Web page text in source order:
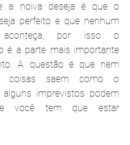
a noiva deseja é que o
perfeito e que nenhum
aconteça, por isso o
é a parte mais importante
A questão é que nem
coisas saem como o
alguns imprevistos podem
e você tem que estar